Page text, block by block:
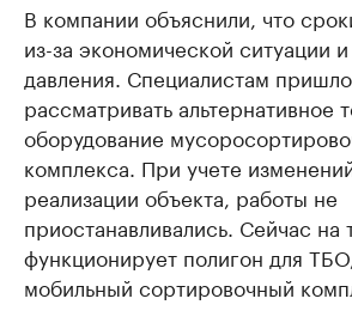
В компании объяснили, что
из-за экономической ситуации
давления. Специалистам
рассматривать альтернативное
оборудование
комплекса. При учете
реализации объекта, работы не
приостанавливались. Сейчас на
функционирует полигон для
мобильный сортировочный